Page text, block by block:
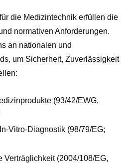
die Medizintechnik erfüllen die
normativen Anforderungen.
an nationalen und
um Sicherheit, Zuverlässigkeit
(93/42/EWG,
Vitro-Diagnostik (98/79/EG;
Verträglichkeit (2004/108/EG,